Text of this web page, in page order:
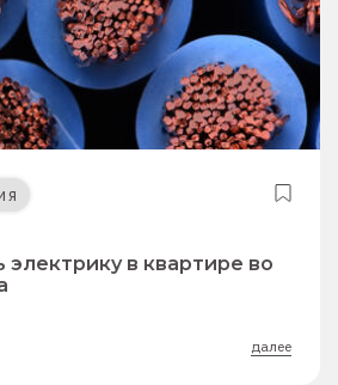
электрику в квартире во
далее